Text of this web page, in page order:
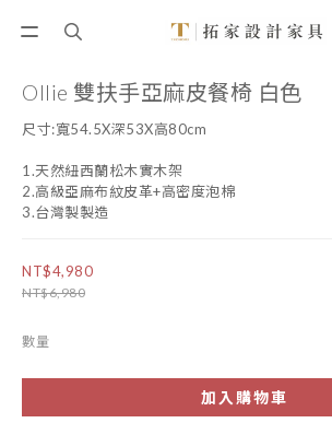
Ollie 雙扶手亞麻皮餐椅 白色
尺寸:寬54.5X深53X高80cm
1.天然紐西蘭松木實木架
2.高級亞麻布紋皮革+高密度泡棉
3.台灣製製造
NT$4,980
NT$6,980
數量
加入購物車